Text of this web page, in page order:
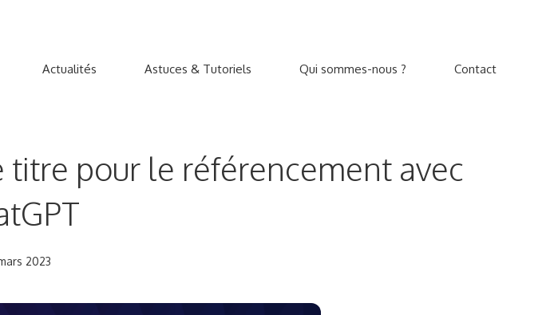
Actualités Astuces & Tutoriels Qui sommes-nous ? Contact
pour le référencement avec
2023